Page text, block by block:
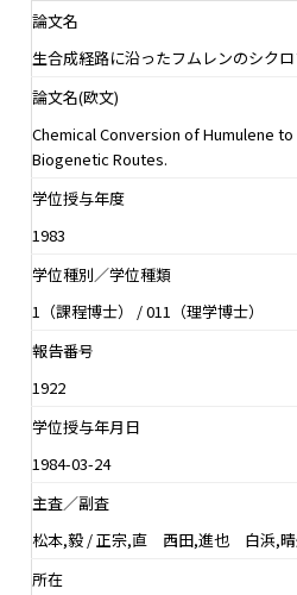
論文名
生合成経路に沿ったフムレンのシク
論文名(欧文)
Chemical Conversion of Humulene
Biogenetic Routes.
学位授与年度
1983
学位種別／学位種類
1（課程博士） / 011（理学博士）
報告番号
1922
学位授与年月日
1984-03-24
主査／副査
松本,毅 / 正宗,直 西田,進也 白浜,晴
所在